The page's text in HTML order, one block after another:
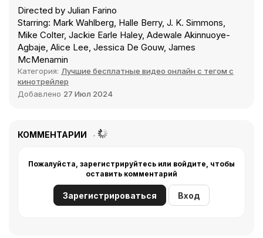
Directed by Julian Farino
Starring: Mark Wahlberg, Halle Berry, J. K. Simmons,
Mike Colter, Jackie Earle Haley, Adewale Akinnuoye-
Agbaje, Alice Lee, Jessica De Gouw, James
McMenamin
Категория: Лучшие бесплатные видео онлайн с тегом с
кинотрейлер
Добавлено 27 Июл 2024
КОММЕНТАРИИ
Пожалуйста, зарегистрируйтесь или войдите, чтобы
оставить комментарий
Зарегистрироваться Вход